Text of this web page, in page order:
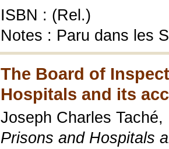
ISBN : (Rel.)
Notes : Paru dans les
The Board of
Hospitals and its
Joseph Charles Taché,
Prisons and Hospitals